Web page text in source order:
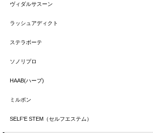
ヴィダルサスーン
ラッシュアディクト
ステラボーテ
ソノリプロ
HAAB(ハーブ)
ミルボン
SELF'E STEM（セルフエステム）